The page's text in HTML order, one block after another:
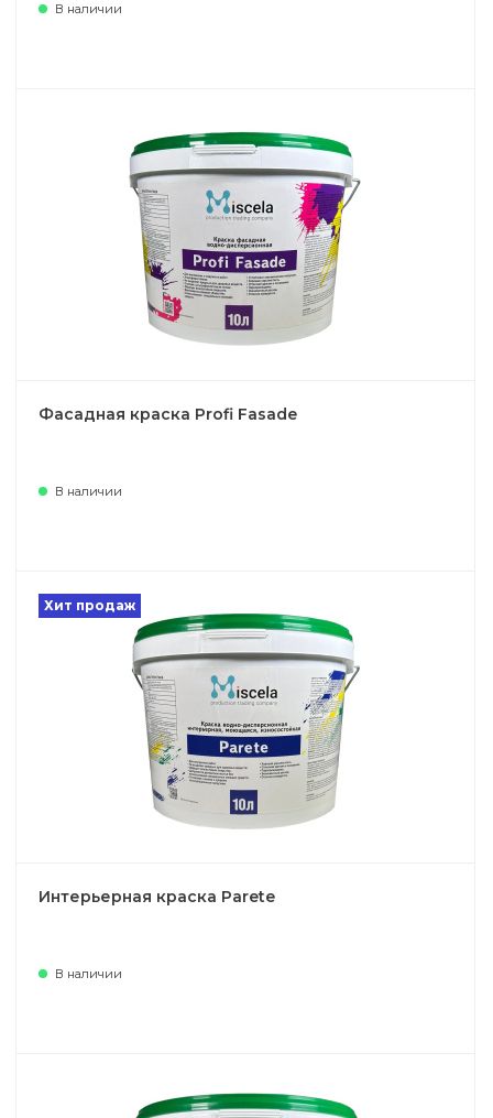
В наличии
Фасадная краска Profi Fasade
В наличии
Хит продаж
Интерьерная краска Parete
В наличии